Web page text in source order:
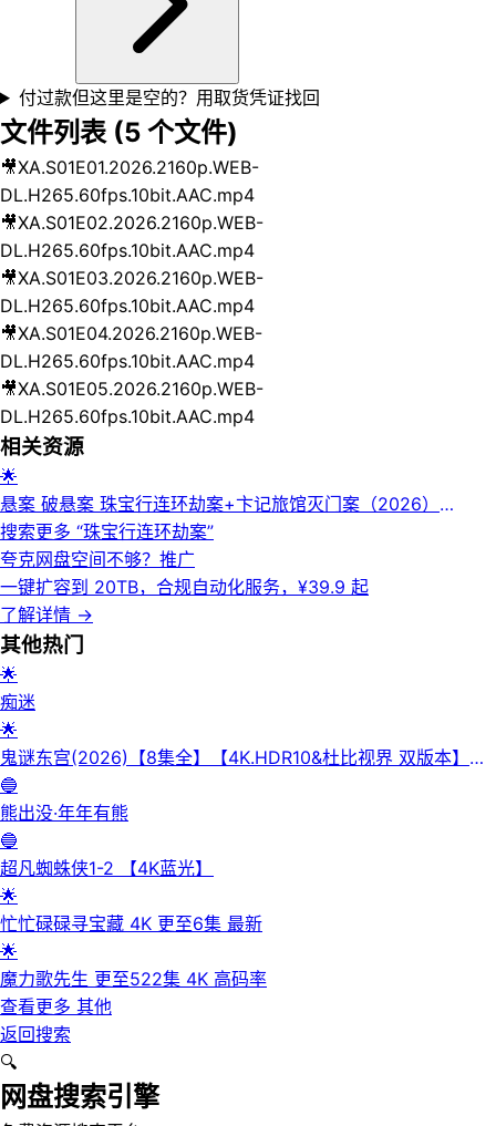
付过款但这里是空的？用取货凭证找回
文件列表 (5 个文件)
🎥XA.S01E01.2026.2160p.WEB-
DL.H265.60fps.10bit.AAC.mp4
🎥XA.S01E02.2026.2160p.WEB-
DL.H265.60fps.10bit.AAC.mp4
🎥XA.S01E03.2026.2160p.WEB-
DL.H265.60fps.10bit.AAC.mp4
🎥XA.S01E04.2026.2160p.WEB-
DL.H265.60fps.10bit.AAC.mp4
🎥XA.S01E05.2026.2160p.WEB-
DL.H265.60fps.10bit.AAC.mp4
相关资源
🌟
悬案 破悬案 珠宝行连环劫案+卞记旅馆灭门案（2026）
【4K.HDR.60fps&1080p】【内封简中】【更12集】【悬疑/犯
罪】【王传君/江奇霖】
搜索更多 “珠宝行连环劫案”
夸克网盘空间不够？ 推广
一键扩容到 20TB，合规自动化服务，¥39.9 起
了解详情 →
其他热门
🌟
痴迷
🌟
鬼谜东宫(2026)【8集全】【4K.HDR10&杜比视界 双版本】
【高码率】【内封简繁英】【杜比全景声】
🔵
熊出没·年年有熊
🔵
超凡蜘蛛侠1-2 【4K蓝光】
🌟
忙忙碌碌寻宝藏 4K 更至6集 最新
🌟
魔力歌先生 更至522集 4K 高码率
查看更多 其他
返回搜索
🔍
网盘搜索引擎